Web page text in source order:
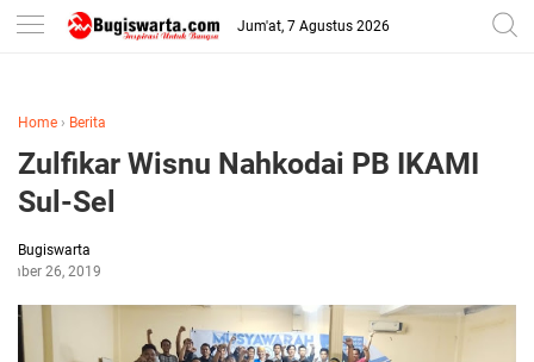
-->
Jum'at, 7 Agustus 2026
Home › Berita
Zulfikar Wisnu Nahkodai PB IKAMI
Sul-Sel
Bugiswarta
26, 2019